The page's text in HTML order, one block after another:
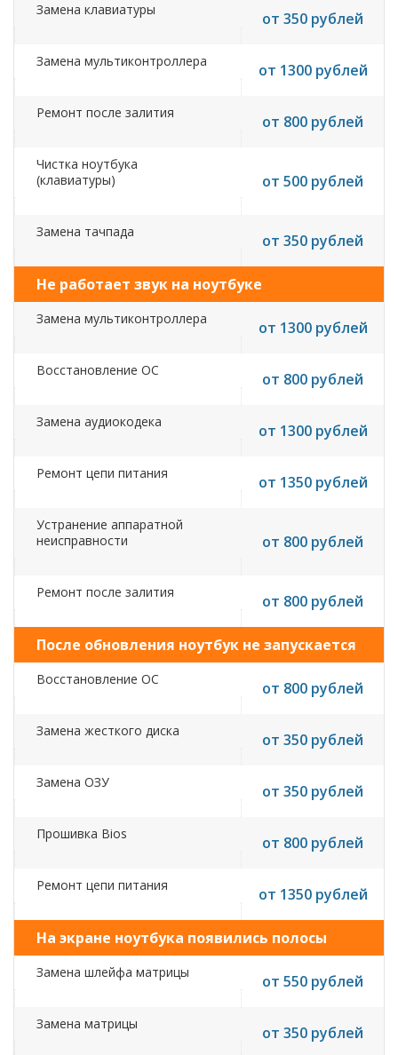
Замена клавиатуры от 350 рублей
Замена мультиконтроллера от 1300 рублей
Ремонт после залития от 800 рублей
Чистка ноутбука
(клавиатуры)
от 500 рублей
Замена тачпада от 350 рублей
Не работает звук на ноутбуке
Замена мультиконтроллера от 1300 рублей
Восстановление ОС от 800 рублей
Замена аудиокодека от 1300 рублей
Ремонт цепи питания от 1350 рублей
Устранение аппаратной
неисправности
от 800 рублей
Ремонт после залития от 800 рублей
После обновления ноутбук не запускается
Восстановление ОС от 800 рублей
Замена жесткого диска от 350 рублей
Замена ОЗУ от 350 рублей
Прошивка Bios от 800 рублей
Ремонт цепи питания от 1350 рублей
На экране ноутбука появились полосы
Замена шлейфа матрицы от 550 рублей
Замена матрицы от 350 рублей